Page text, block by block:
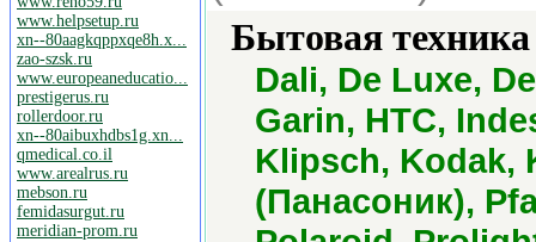
www.helpsetup.ru
xn--80aagkqppxqe8h.x...
zao-szsk.ru
www.europeaneducatio...
prestigerus.ru
rollerdoor.ru
xn--80aibuxhdbs1g.xn...
qmedical.co.il
www.arealrus.ru
mebson.ru
femidasurgut.ru
meridian-prom.ru
Бытовая
Dali, De Luxe,
Garin, HTC,
Klipsch, Kodak,
(Панасоник),